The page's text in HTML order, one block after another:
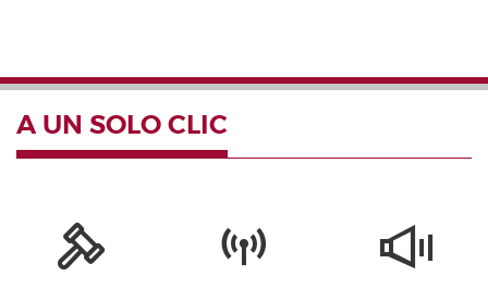
A UN SOLO CLIC